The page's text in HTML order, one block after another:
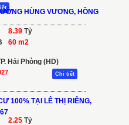
HÙNG VƯƠNG, HỒNG
8.39 Tỷ
60 m2
Hải Phòng (HD)
Chi tiết
100% TẠI LÊ THỊ RIÊNG,
2.25 Tỷ